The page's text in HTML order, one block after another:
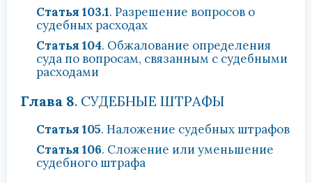
Статья 103.1. Разрешение вопросов о
судебных расходах
Статья 104. Обжалование определения
суда по вопросам, связанным с судебными
расходами
Глава 8. СУДЕБНЫЕ ШТРАФЫ
Статья 105. Наложение судебных штрафов
Статья 106. Сложение или уменьшение
судебного штрафа